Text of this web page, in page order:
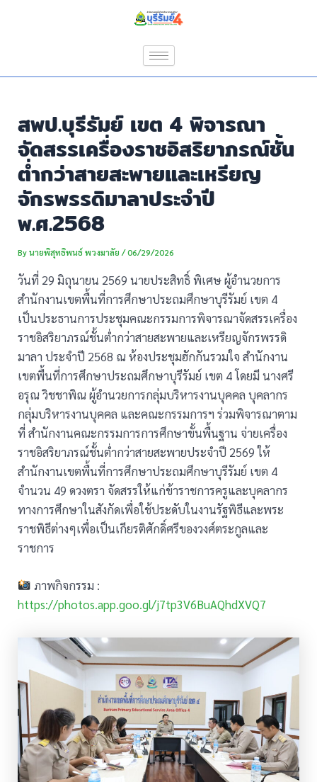
สพป.บุรีรัมย์ เขต 4 พิจารณา
จัดสรรเครื่องราชอิสริยาภรณ์ชั้น
ต่ำกว่าสายสะพายและเหรียญ
จักรพรรดิมาลาประจำปี
พ.ศ.2568
Byนายพิสุทธิพนธ์ พวงมาลัย/06/29/2026
วันที่ 29 มิถุนายน 2569 นายประสิทธิ์ พิเศษ ผู้อำนวยการ
สำนักงานเขตพื้นที่การศึกษาประถมศึกษาบุรีรัมย์ เขต 4
เป็นประธานการประชุมคณะกรรมการพิจารณาจัดสรรเครื่อง
ราชอิสริยาภรณ์ชั้นต่ำกว่าสายสะพายและเหรียญจักรพรรดิ
มาลา ประจำปี 2568 ณ ห้องประชุมฮักกันรวมใจ สำนักงาน
เขตพื้นที่การศึกษาประถมศึกษาบุรีรัมย์ เขต 4 โดยมี นางศรี
อรุณ วิชชาพิณ ผู้อำนวยการกลุ่มบริหารงานบุคคล บุคลากร
กลุ่มบริหารงานบุคคล และคณะกรรมการฯ ร่วมพิจารณาตาม
ที่ สำนักงานคณะกรรมการการศึกษาขั้นพื้นฐาน จ่ายเครื่อง
ราชอิสริยาภรณ์ชั้นต่ำกว่าสายสะพายประจำปี 2569 ให้
สำนักงานเขตพื้นที่การศึกษาประถมศึกษาบุรีรัมย์ เขต 4
จำนวน 49 ดวงตรา จัดสรรให้แก่ข้าราชการครูและบุคลากร
ทางการศึกษาในสังกัดเพื่อใช้ประดับในงานรัฐพิธีและพระ
ราชพิธีต่างๆเพื่อเป็นเกียรติศักดิ์ศรีของวงศ์ตระกูลและ
ราชการ
ภาพกิจกรรม :
https://photos.app.goo.gl/j7tp3V6BuAQhdXVQ7